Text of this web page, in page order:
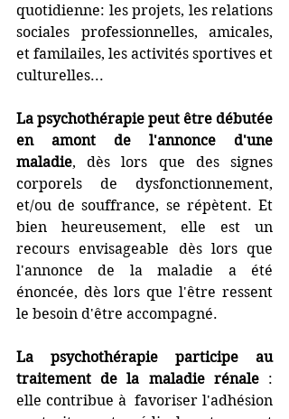
quotidienne: les projets, les relations
sociales professionnelles, amicales,
et familailes, les activités sportives et
culturelles...
La psychothérapie peut être débutée
en amont de l'annonce d'une
maladie, dès lors que des signes
corporels de dysfonctionnement,
et/ou de souffrance, se répètent. Et
bien heureusement, elle est un
recours envisageable dès lors que
l'annonce de la maladie a été
énoncée, dès lors que l'être ressent
le besoin d'être accompagné.
La psychothérapie participe au
traitement de la maladie rénale :
elle contribue à  favoriser l'adhésion